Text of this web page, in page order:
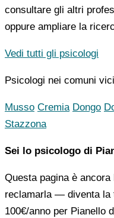
consultare gli altri
oppure ampliare la
Vedi tutti gli psicologi
Psicologi nei comuni
Musso Cremia Dongo
Stazzona
Sei lo psicologo di
Questa pagina è
reclamarla — diventa la
100€/anno per Pianello